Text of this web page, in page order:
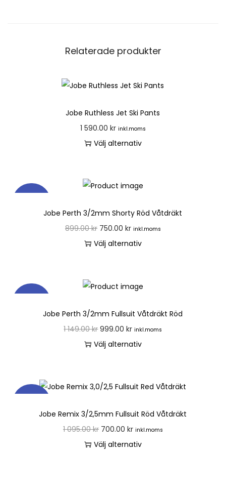
Relaterade produkter
Jobe Ruthless Jet Ski Pants
1 590.00 kr inkl.moms
Välj alternativ
Jobe Perth 3/2mm Shorty Röd Våtdräkt
899.00kr 750.00 kr inkl.moms
Välj alternativ
Jobe Perth 3/2mm Fullsuit Våtdräkt Röd
1 149.00kr 999.00kr inkl.moms
Välj alternativ
Jobe Remix 3/2,5mm Fullsuit Röd Våtdräkt
1 095.00kr 700.00 kr inkl.moms
Välj alternativ